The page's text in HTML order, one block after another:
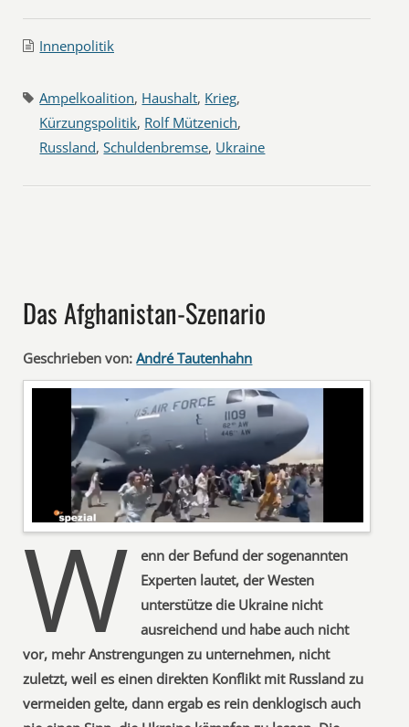
Innenpolitik
Ampelkoalition, Haushalt, Krieg,
Kürzungspolitik, Rolf Mützenich,
Russland,Schuldenbremse, Ukraine
Das Afghanistan-Szenario
Geschrieben von: André Tautenhahn
W
enn der Befund der sogenannten
Experten lautet, der Westen
unterstütze die Ukraine nicht
ausreichend und habe auch nicht
vor, mehr Anstrengungen zu unternehmen, nicht
zuletzt, weil es einen direkten Konflikt mit Russland zu
vermeiden gelte, dann ergab es rein denklogisch auch